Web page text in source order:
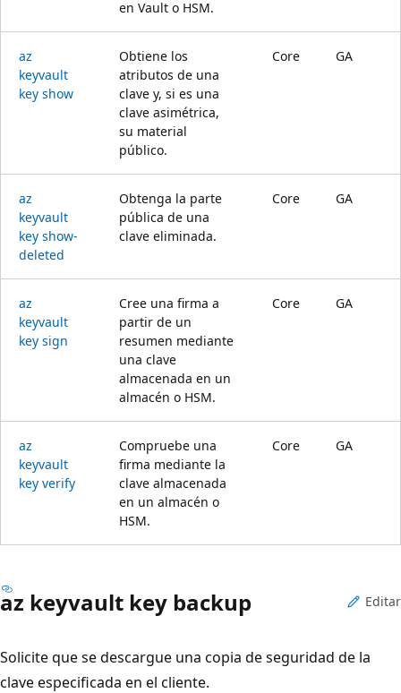
en Vault o HSM.
az
keyvault
key show
Obtiene los
atributos de una
clave y, si es una
clave asimétrica,
su material
público.
Core GA
az
keyvault
key show-
deleted
Obtenga la parte
pública de una
clave eliminada.
Core GA
az
keyvault
key sign
Cree una firma a
partir de un
resumen mediante
una clave
almacenada en un
almacén o HSM.
Core GA
az
keyvault
key verify
Compruebe una
firma mediante la
clave almacenada
en un almacén o
HSM.
Core GA
az keyvault key backup Editar
Solicite que se descargue una copia de seguridad de la
clave especificada en el cliente.